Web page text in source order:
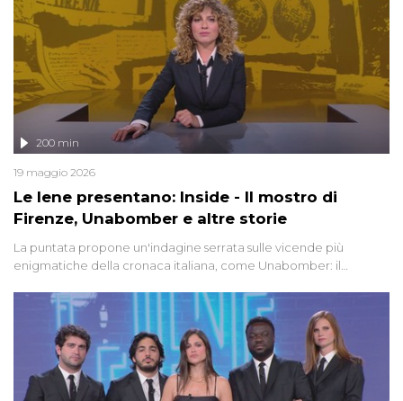
Le Iene presentano: Inside - Il mostro di
Firenze, Unabomber e altre storie
200 min
19 maggio 2026
La puntata propone un'indagine serrata sulle vicende più
enigmatiche della cronaca italiana, come Unabomber: il
'90 e il 2000 che, inquietantemente, potrebbe essere ancora in
libertà. Lo speciale affronta inoltre le zone d'ombra sul Mostro di
Firenze, le cui responsabilità appaiono ancora oggi avvolte in un
groviglio di dubbi mai chiariti. Nel corso dello speciale anche
l'intervista inedita a Olindo Romano, realizzata ne...